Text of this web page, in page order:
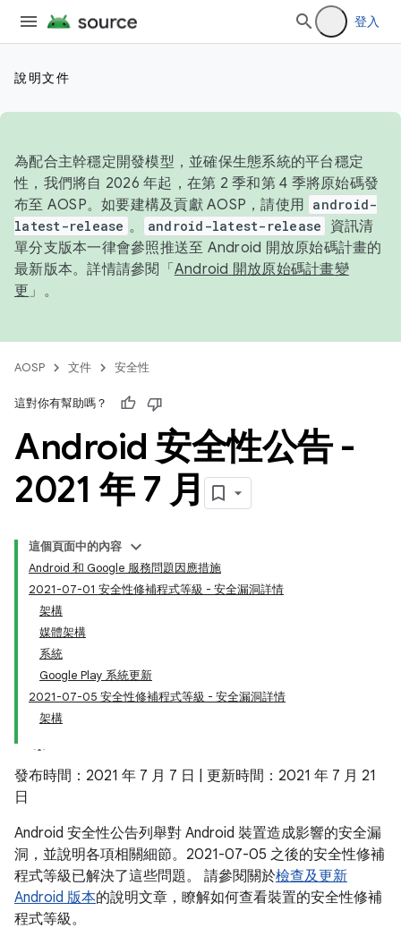
登入
說明文件
為配合主幹穩定開發模型，並確保生態系統的平台穩定
性，我們將自 2026 年起，在第 2 季和第 4 季將原始碼發
布至 AOSP。如要建構及貢獻 AOSP，請使用 android-
latest-release 。 android-latest-release
資訊清
單分支版本一律會參照推送至 Android 開放原始碼計畫的
最新版本。詳情請參閱「 Android 開放原始碼計畫變
更 」。
AOSP 文件 安全性
這對你有幫助嗎？
Android 安全性公告 -
2021 年 7 月
這個頁面中的內容
Android 和 Google 服務問題因應措施
2021-07-01 安全性修補程式等級 - 安全漏洞詳情
架構
媒體架構
系統
Google Play 系統更新
2021-07-05 安全性修補程式等級 - 安全漏洞詳情
架構
發布時間：2021 年 7 月 7 日 | 更新時間：2021 年 7 月 21
日
Android 安全性公告列舉對 Android 裝置造成影響的安全漏
洞，並說明各項相關細節。2021-07-05 之後的安全性修補
程式等級已解決了這些問題。 請參閱關於檢查及更新
Android 版本的說明文章，瞭解如何查看裝置的安全性修補
程式等級。